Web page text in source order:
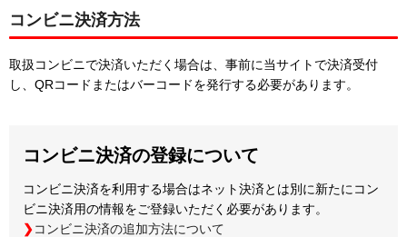
コンビニ決済方法
取扱コンビニで決済いただく場合は、事前に当サイトで決済受付
し、QRコードまたはバーコードを発行する必要があります。
コンビニ決済の登録について
コンビニ決済を利用する場合はネット決済とは別に新たにコン
ビニ決済用の情報をご登録いただく必要があります。
コンビニ決済の追加方法について